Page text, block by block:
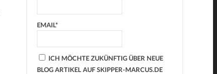
EMAIL*
ICH MÖCHTE ZUKÜNFTIG ÜBER NEUE
BLOG ARTIKEL AUF SKIPPER-MARCUS.DE